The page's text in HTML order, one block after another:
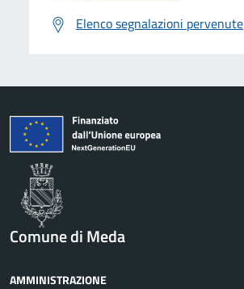
Elenco segnalazioni pervenute
Comune di Meda
AMMINISTRAZIONE